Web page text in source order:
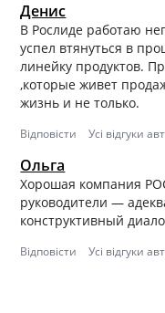
Денис
В Рослиде работаю
успел втянуться в
линейку продуктов.
,которые живет
жизнь и не только.
Відповісти Усі відгуки
Ольга
Хорошая компания
руководители —
конструктивный
Відповісти Усі відгуки